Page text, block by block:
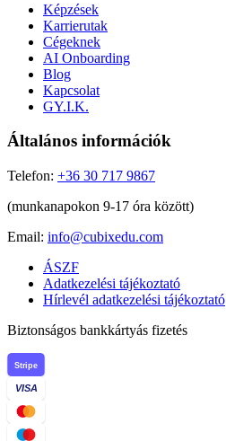
Képzések
Karrierutak
Cégeknek
AI Onboarding
Blog
Kapcsolat
GY.I.K.
Általános információk
Telefon: +36 30 717 9867
(munkanapokon 9-17 óra között)
Email: info@cubixedu.com
ÁSZF
Adatkezelési tájékoztató
Hírlevél adatkezelési tájékoztató
Biztonságos bankkártyás fizetés
Stripe
VISA